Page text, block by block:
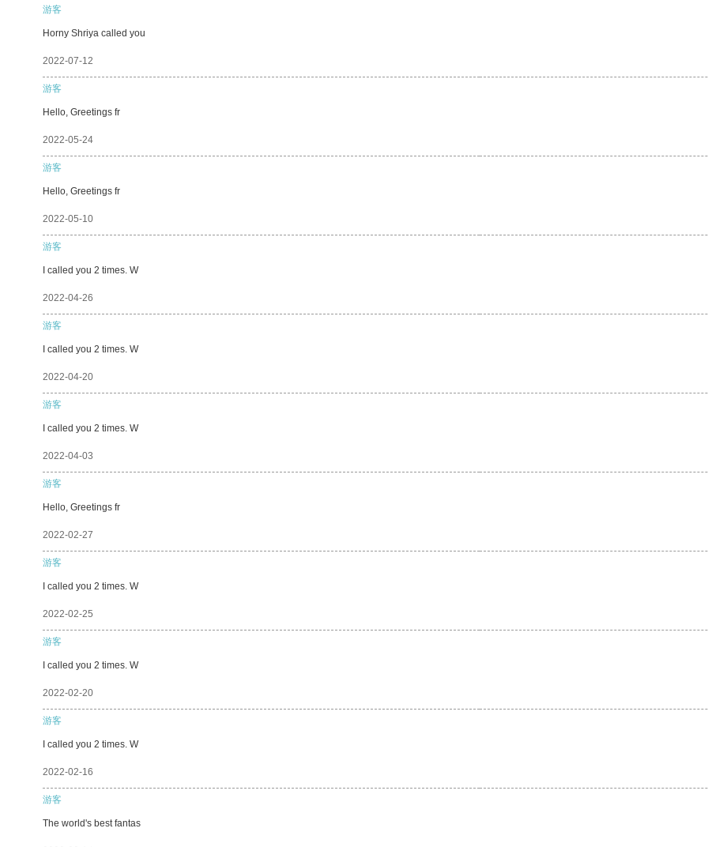
游客
Horny Shriya called you
2022-07-12
游客
Hello, Greetings fr
2022-05-24
游客
Hello, Greetings fr
2022-05-10
游客
I called you 2 times. W
2022-04-26
游客
I called you 2 times. W
2022-04-20
游客
I called you 2 times. W
2022-04-03
游客
Hello, Greetings fr
2022-02-27
游客
I called you 2 times. W
2022-02-25
游客
I called you 2 times. W
2022-02-20
游客
I called you 2 times. W
2022-02-16
游客
The world's best fantas